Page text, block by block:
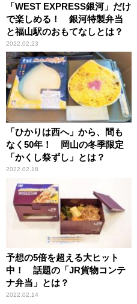
「WEST EXPRESS銀河」だけ
で楽しめる！ 銀河特製弁当
と福山駅のおもてなしとは？
2022.02.23
「ひかりは西へ」から、間も
なく50年！ 岡山の冬季限定
「かくし祭ずし」とは？
2022.02.18
予想の5倍を超える大ヒット
中！ 話題の「JR貨物コンテ
ナ弁当」とは？
2022.02.14